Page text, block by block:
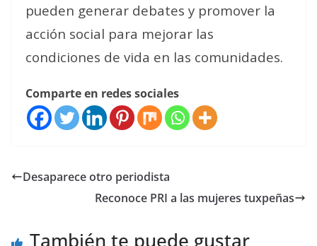
pueden generar debates y promover la
acción social para mejorar las
condiciones de vida en las comunidades.
Comparte en redes sociales
Desaparece otro periodista
Reconoce PRI a las mujeres tuxpeñas
También te puede gustar